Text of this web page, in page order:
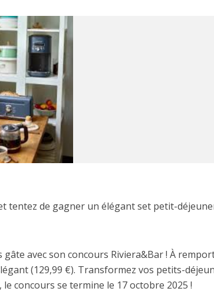
tentez de gagner un élégant set petit-
avec son concours Riviera&Bar ! À
(129,99 €). Transformez vos petits-
concours se termine le 17 octobre 2025 !